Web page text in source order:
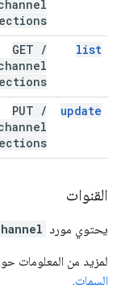
list
GET /
update
PUT /
القنوات
يحتوي مورد
لمزيد من المعلومات
السمات.